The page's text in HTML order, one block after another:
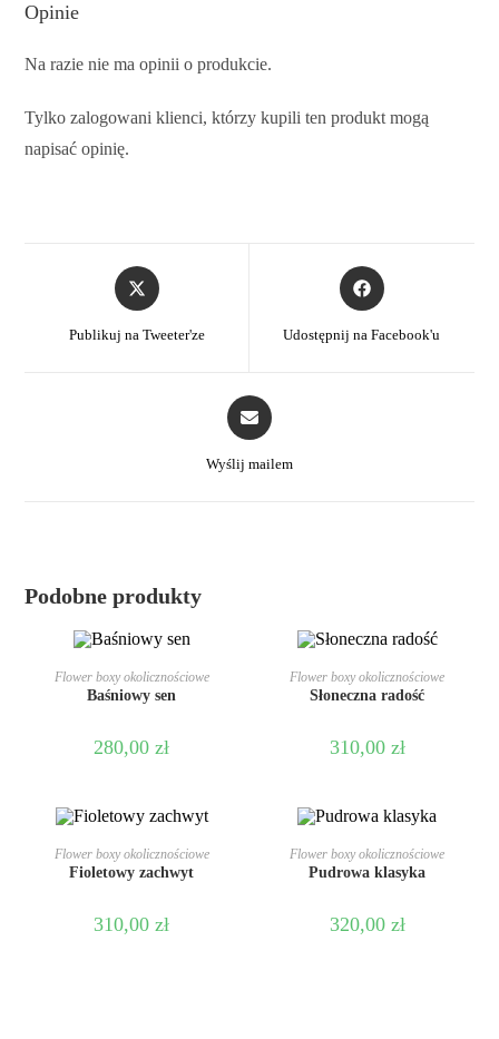
Opinie
Na razie nie ma opinii o produkcie.
Tylko zalogowani klienci, którzy kupili ten produkt mogą
napisać opinię.
Publikuj na Tweeter'ze Udostępnij na Facebook'u
Wyślij mailem
Podobne produkty
DODAJ DO KOSZYKA
Flower boxy okolicznościowe
Baśniowy sen
280,00zł
DODAJ DO KOSZYKA
Flower boxy okolicznościowe
Słoneczna radość
310,00 zł
DODAJ DO KOSZYKA
Flower boxy okolicznościowe
Fioletowy zachwyt
310,00zł
DODAJ DO KOSZYKA
Flower boxy okolicznościowe
Pudrowa klasyka
320,00 zł